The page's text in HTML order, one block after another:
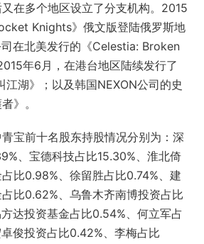
在多个地区设立了分支机构。2015
Knights》俄文版登陆俄罗斯地
在北美发行的《Celestia: Broken
年6月，在港台地区陆续发行了
江湖》；以及韩国NEXON公司的史
》。
宝前十名股东持股情况分别为：深
、宝德科技占比15.30%、淮北倚
比0.98%、徐留胜占比0.74%、建
比0.62%、乌鲁木齐南博投资占比
达投资基金占比0.54%、何立军占
俊投资占比0.42%、李梅占比